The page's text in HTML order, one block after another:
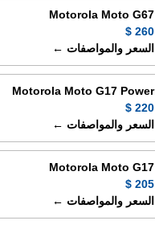
Motorola Moto G67
260 $
السعر والمواصفات ←
Motorola Moto G17 Power
220 $
السعر والمواصفات ←
Motorola Moto G17
205 $
السعر والمواصفات ←